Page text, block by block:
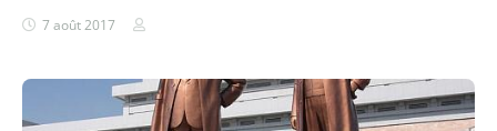
7 août 2017